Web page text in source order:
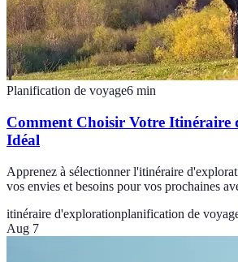
Planification de voyage6 min
Comment Choisir Votre
Idéal
Apprenez à sélectionner l'itinéraire
vos envies et besoins pour vos prochaines
itinéraire d'explorationplanification de
Aug 7